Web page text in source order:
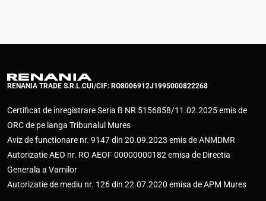
RENANIA TRADE S.R.L.CUI/CIF: RO8006912J1995000822268
Certificat de inregistrare Seria B NR 5156858/11.02.2025 emis de
ORC de pe langa Tribunalul Mures
Aviz de functionare nr. 9147 din 20.09.2023 emis de ANMDMR
Autorizatie AEO nr. RO AEOF 00000000182 emisa de Directia
Generala a Vamilor
Autorizatie de mediu nr. 126 din 22.07.2020 emisa de APM Mures